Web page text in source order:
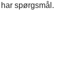
spørgsmål.